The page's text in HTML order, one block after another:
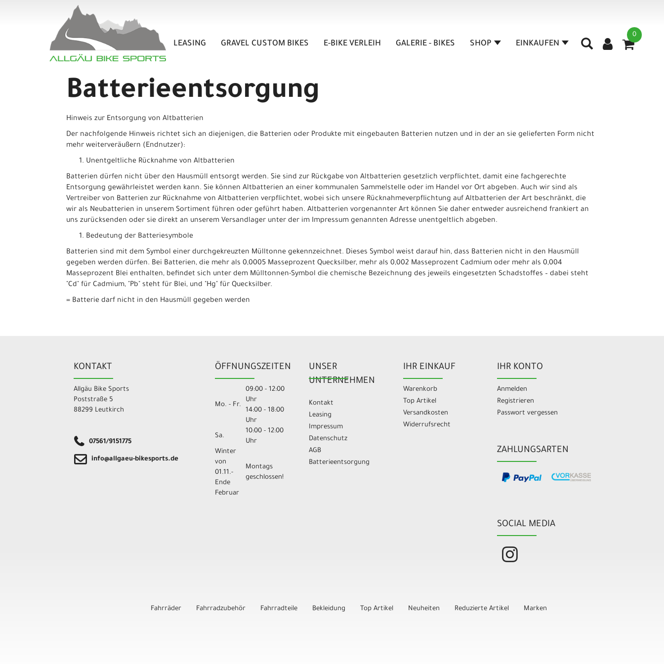
0
LEASING GRAVEL CUSTOM BIKES E-BIKE VERLEIH GALERIE - BIKES SHOP EINKAUFEN
Batterieentsorgung
Hinweis zur Entsorgung von Altbatterien
Der nachfolgende Hinweis richtet sich an diejenigen, die Batterien oder Produkte mit eingebauten Batterien nutzen und in der an sie gelieferten Form nicht
mehr weiterveräußern (Endnutzer):
Unentgeltliche Rücknahme von Altbatterien
Batterien dürfen nicht über den Hausmüll entsorgt werden. Sie sind zur Rückgabe von Altbatterien gesetzlich verpflichtet, damit eine fachgerechte
Entsorgung gewährleistet werden kann. Sie können Altbatterien an einer kommunalen Sammelstelle oder im Handel vor Ort abgeben. Auch wir sind als
Vertreiber von Batterien zur Rücknahme von Altbatterien verpflichtet, wobei sich unsere Rücknahmeverpflichtung auf Altbatterien der Art beschränkt, die
wir als Neubatterien in unserem Sortiment führen oder geführt haben. Altbatterien vorgenannter Art können Sie daher entweder ausreichend frankiert an
uns zurücksenden oder sie direkt an unserem Versandlager unter der im Impressum genannten Adresse unentgeltlich abgeben.
Bedeutung der Batteriesymbole
Batterien sind mit dem Symbol einer durchgekreuzten Mülltonne gekennzeichnet. Dieses Symbol weist darauf hin, dass Batterien nicht in den Hausmüll
gegeben werden dürfen. Bei Batterien, die mehr als 0,0005 Masseprozent Quecksilber, mehr als 0,002 Masseprozent Cadmium oder mehr als 0,004
Masseprozent Blei enthalten, befindet sich unter dem Mülltonnen-Symbol die chemische Bezeichnung des jeweils eingesetzten Schadstoffes – dabei steht
"Cd" für Cadmium, "Pb" steht für Blei, und "Hg" für Quecksilber.
= Batterie darf nicht in den Hausmüll gegeben werden
KONTAKT
Allgäu Bike Sports
Poststraße 5
88299 Leutkirch
07561/9151775
info@allgaeu-bikesports.de
ÖFFNUNGSZEITEN
Mo. - Fr.
09:00 - 12:00
Uhr
14:00 - 18:00
Uhr
Sa.
10:00 - 12:00
Uhr
Winter
von
01.11.-
Ende
Februar
Montags
geschlossen!
UNSER
UNTERNEHMEN
Kontakt
Leasing
Impressum
Datenschutz
AGB
Batterieentsorgung
IHR EINKAUF
Warenkorb
Top Artikel
Versandkosten
Widerrufsrecht
IHR KONTO
Anmelden
Registrieren
Passwort vergessen
ZAHLUNGSARTEN
SOCIAL MEDIA
Fahrräder Fahrradzubehör Fahrradteile Bekleidung Top Artikel Neuheiten Reduzierte Artikel Marken